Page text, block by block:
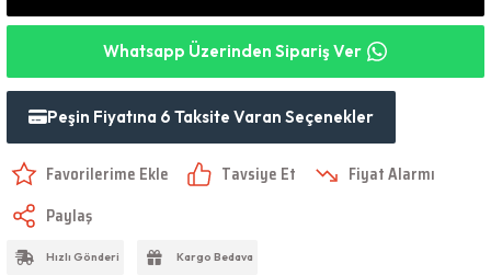
Whatsapp Üzerinden Sipariş Ver
Peşin Fiyatına 6 Taksite Varan Seçenekler
Tavsiye Et
Fiyat Alarmı
Paylaş
Hızlı Gönderi Kargo Bedava